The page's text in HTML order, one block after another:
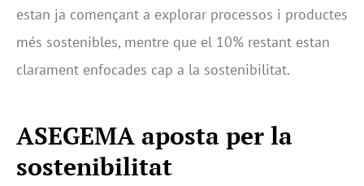
estan ja començant a explorar processos i productes
més sostenibles, mentre que el 10% restant estan
clarament enfocades cap a la sostenibilitat.
ASEGEMA aposta per la
sostenibilitat